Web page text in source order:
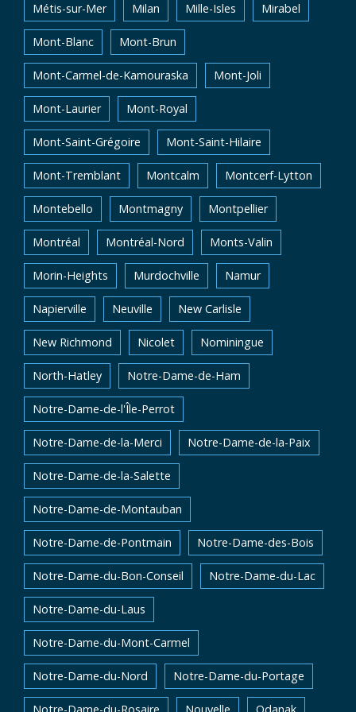
Métis-sur-Mer Milan Mille-Isles Mirabel
Mont-Blanc Mont-Brun
Mont-Carmel-de-Kamouraska Mont-Joli
Mont-Laurier Mont-Royal
Mont-Saint-Grégoire Mont-Saint-Hilaire
Mont-Tremblant Montcalm Montcerf-Lytton
Montebello Montmagny Montpellier
Montréal Montréal-Nord Monts-Valin
Morin-Heights Murdochville Namur
Napierville Neuville New Carlisle
New Richmond Nicolet Nominingue
North-Hatley Notre-Dame-de-Ham
Notre-Dame-de-l'Île-Perrot
Notre-Dame-de-la-Merci Notre-Dame-de-la-Paix
Notre-Dame-de-la-Salette
Notre-Dame-de-Montauban
Notre-Dame-de-Pontmain Notre-Dame-des-Bois
Notre-Dame-du-Bon-Conseil Notre-Dame-du-Lac
Notre-Dame-du-Laus
Notre-Dame-du-Mont-Carmel
Notre-Dame-du-Nord Notre-Dame-du-Portage